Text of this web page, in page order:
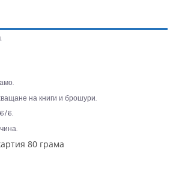
на книги и брошури.
6.
80 грама